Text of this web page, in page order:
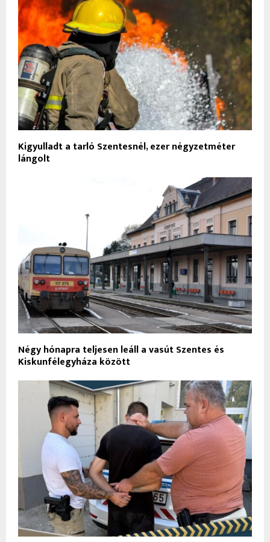
Kigyulladt a tarló Szentesnél, ezer négyzetméter
lángolt
Négy hónapra teljesen leáll a vasút Szentes és
Kiskunfélegyháza között